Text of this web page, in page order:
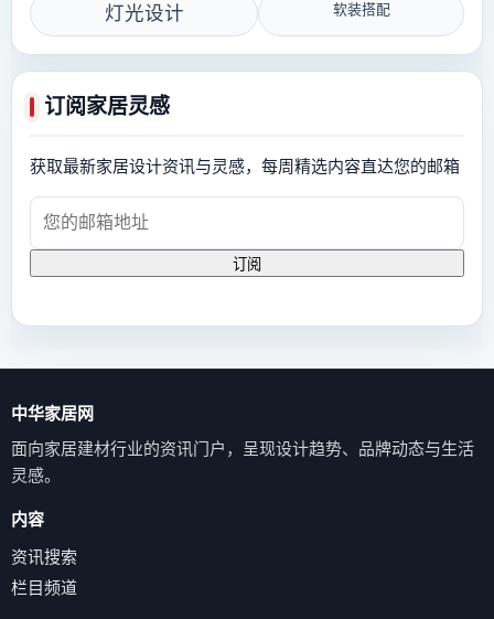
灯光设计 软装搭配
订阅家居灵感
获取最新家居设计资讯与灵感，每周精选内容直达您的邮箱
订阅
中华家居网
面向家居建材行业的资讯门户，呈现设计趋势、品牌动态与生活
灵感。
内容
资讯搜索
栏目频道